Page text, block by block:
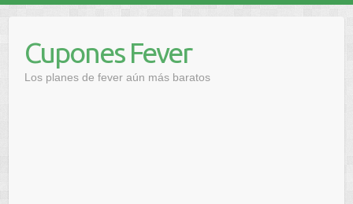
contenidoCupones Fever
Los planes de fever aún más baratos